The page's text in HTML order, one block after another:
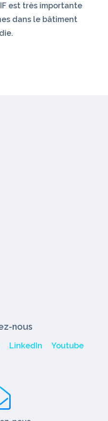
est très importante
dans le bâtiment
nous
LinkedIn Youtube